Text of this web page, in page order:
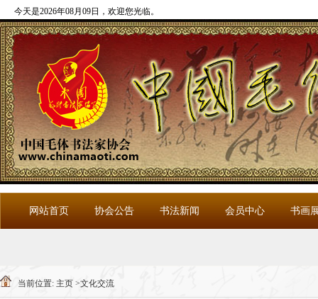
今天是2026年08月09日，欢迎您光临。
网站首页 协会公告 书法新闻 会员中心 书画
当前位置: 主页 >文化交流